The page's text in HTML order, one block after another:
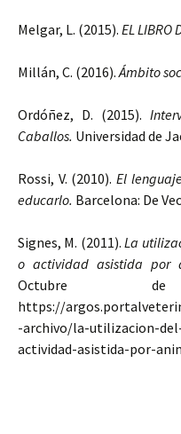
Melgar, L. (2015). EL LIBRO
Millán, C. (2016).Ámbito
Ordóñez, D. (2015).
Caballos. Universidad de
Rossi, V. (2010). El
educarlo. Barcelona: De
Signes, M. (2011).La
o actividad asistida por
Octubre
https://
-archivo/la-utilizacion-
actividad-asistida-por-